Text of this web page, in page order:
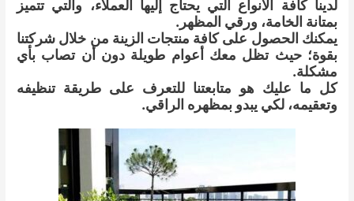
لدينا كافة الأنواع التي يحتاج إليها العملاء، والتي تتميز
بمتانة الخامة، ورقي المظهر.
يمكنك الحصول على كافة منتجات الزينة من خلال شركتنا
بقوة؛ حيث تظل معك أعوام طويلة دون أن تصاب بأي
مشكلة.
كل ما عليك هو متابعتنا للتعرف على طريقة تنظيفه
وتعقيمه، لكي يبدو بمظهره الراقي.